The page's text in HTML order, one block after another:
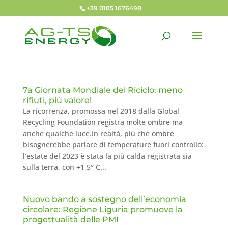
+39 0185 1676498
7a Giornata Mondiale del Riciclo: meno
rifiuti, più valore!
La ricorrenza, promossa nel 2018 dalla Global
Recycling Foundation registra molte ombre ma
anche qualche luce.In realtà, più che ombre
bisognerebbe parlare di temperature fuori controllo:
l’estate del 2023 è stata la più calda registrata sia
sulla terra, con +1,5° C...
Nuovo bando a sostegno dell’economia
circolare: Regione Liguria promuove la
progettualità delle PMI